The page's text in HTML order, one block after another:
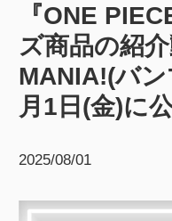
『ONE
ズ商品の紹
MANIA!(バ
月1日(金)に
2025/08/01